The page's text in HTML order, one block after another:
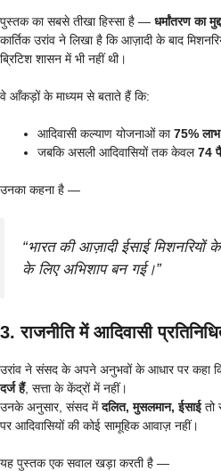
पुस्तक का सबसे तीखा हिस्सा है — धर्मांतरण का
कार्तिक उरांव ने लिखा है कि आज़ादी के बाद
ब्रिटिश शासन में भी नहीं थी।
वे आँकड़ों के माध्यम से बताते हैं कि:
आदिवासी कल्याण योजनाओं का75% लाभ
जबकि असली आदिवासियों तक केवल74
उनका कहना है —
“भारत की आज़ादी ईसाई मिशनरियों
के लिए अभिशाप बन गई।”
3. राजनीति में आदिवासी
उरांव ने संसद के अपने अनुभवों के आधार पर कहा
दर्ज हैं, सत्ता के केंद्रों में नहीं।
उनके अनुसार, संसद मेंदलित, मुसलमान, ईसाईतो
पर आदिवासियों की कोई सामूहिक आवाज़ नहीं।
यह पुस्तक एक सवाल खड़ा करती है —